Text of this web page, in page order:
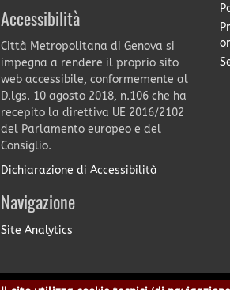
Accessibilità
Città Metropolitana di Genova si
impegna a rendere il proprio sito
web accessibile, conformemente al
D.lgs. 10 agosto 2018, n.106 che ha
recepito la direttiva UE 2016/2102
del Parlamento europeo e del
Consiglio.
Dichiarazione di Accessibilità
Navigazione
Site Analytics